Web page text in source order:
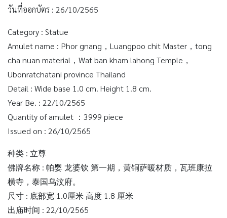
วันที่ออกบัตร : 26/10/2565
Category : Statue
Amulet name : Phor gnang，Luangpoo chit Master，tong
cha nuan material，Wat ban kham lahong Temple，
Ubonratchatani province Thailand
Detail : Wide base 1.0 cm. Height 1.8 cm.
Year Be. : 22/10/2565
Quantity of amulet ：3999 piece
Issued on : 26/10/2565
种类 : 立尊
佛牌名称 : 帕婴 龙婆钦 第一期，黄铜萨暖材质，瓦班康拉
横寺，泰国乌汶府。
尺寸 : 底部宽 1.0厘米 高度 1.8 厘米
出庙时间 : 22/10/2565